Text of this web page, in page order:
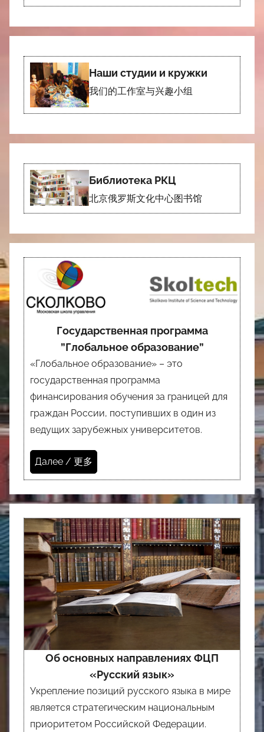
Наши студии и кружки
我们的工作室与兴趣小组
Библиотека РКЦ
北京俄罗斯文化中心图书馆
Государственная программа
”Глобальное образование”
«Глобальное образование» – это
государственная программа
финансирования обучения за границей для
граждан России, поступивших в один из
ведущих зарубежных университетов.
Далее / 更多
Об основных направлениях ФЦП
«Русский язык»
Укрепление позиций русского языка в мире
является стратегическим национальным
приоритетом Российской Федерации.